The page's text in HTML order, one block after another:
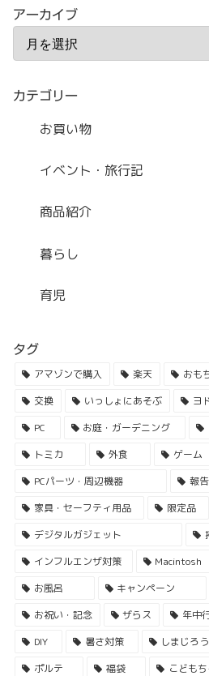
アーカイブ
カテゴリー
お買い物
イベント・旅行記
商品紹介
暮らし
育児
タグ
アマゾンで購入 楽天 おも
交換
いっしょにあそぶ ヨ
PC
お庭・ガーデニング
トミカ
外食 ゲーム
PCパーツ・周辺機器
報告
家具・セーフティ用品
限定品
デジタルガジェット
インフルエンザ対策
Macintosh
お風呂
キャンペーン
お祝い・記念
ザらス 年中
DIY
暑さ対策 しまじろう
ポルテ
福袋 こども